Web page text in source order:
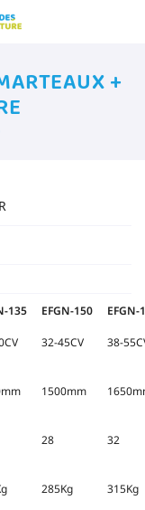
commerciales à l'adresse
aux numéro suivant :
+
135 EFGN-150 EFGN-
32-45CV 38-
1500mm
28 32
285Kg 315Kg